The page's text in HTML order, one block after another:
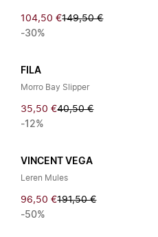
104,50 €149,50 €
-30%
FILA
Morro Bay Slipper
35,50 €40,50 €
-12%
VINCENT VEGA
Leren Mules
96,50 €191,50 €
-50%